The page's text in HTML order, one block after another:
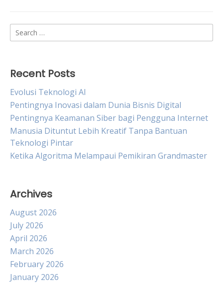
Search
for:
Recent Posts
Evolusi Teknologi AI
Pentingnya Inovasi dalam Dunia Bisnis Digital
Pentingnya Keamanan Siber bagi Pengguna Internet
Manusia Dituntut Lebih Kreatif Tanpa Bantuan
Teknologi Pintar
Ketika Algoritma Melampaui Pemikiran Grandmaster
Archives
August 2026
July 2026
April 2026
March 2026
February 2026
January 2026